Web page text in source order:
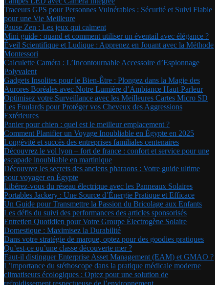
Traceurs GPS pour Personnes Vulnérables : Sécurité et Suivi Fiable
pour une Vie Meilleure
Pause Zen : Les jeux qui calment
Mini guide : quand et comment utiliser un éventail avec élégance ?
Éveil Scientifique et Ludique : Apprenez en Jouant avec la Méthode
Montessori
Calculette Caméra : L’Incontournable Accessoire d’Espionnage
Polyvalent
Gadgets Insolites pour le Bien-Être : Plongez dans la Magie des
Aurores Boréales avec Notre Lumière d’Ambiance Haut-Parleur
Optimisez votre Surveillance avec les Meilleures Cartes Micro SD
Les Foulards pour Protéger vos Cheveux des Aggressions
Extérieures
Panier pour chien : quel est le meilleur emplacement ?
Comment Planifier un Voyage Inoubliable en Égypte en 2025
Longévité et succès des entreprises familiales centenaires
Découvrez le vol lyon – fort de france : confort et service pour une
escapade inoubliable en martinique
Découvrez les secrets des anciens pharaons : Votre guide ultime
pour voyager en Égypte
Libérez-vous du réseau électrique avec les Panneaux Solaires
Portables Jackery : Une Source d’Énergie Pratique et Efficace
Un Guide pour Transmettre la Passion du Bricolage aux Enfants
Les défis du suivi des performances des articles sponsorisés
Entretien Quotidien pour Votre Groupe Électrogène Solaire
Domestique : Maximisez la Durabilité
Dans votre stratégie de marque, optez pour des goodies pratiques
Qu’est-ce qu’une classe découverte mer ?
Faut-il distinguer Enterprise Asset Management (EAM) et GMAO ?
L’importance du stéthoscope dans la pratique médicale moderne
climatiseurs écologiques : Optez pour une solution de
refroidissement respectueuse de l’environnement